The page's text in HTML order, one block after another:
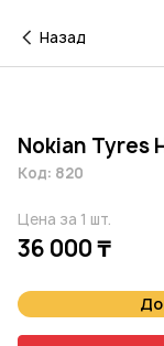
Назад
Nokian Tyres
Код: 820
Цена за 1 шт.
36 000 ₸